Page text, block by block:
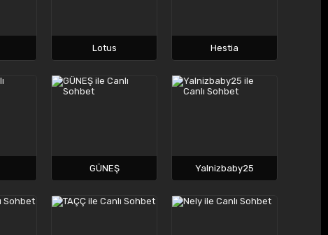
Lotus Hestia
GÜNEŞ Yalnizbaby25